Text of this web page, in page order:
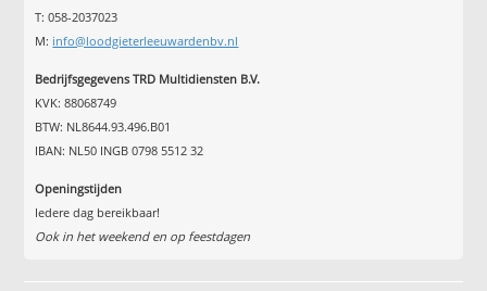
T: 058-2037023
M: info@loodgieterleeuwardenbv.nl
Bedrijfsgegevens TRD Multidiensten B.V.
KVK: 88068749
BTW: NL8644.93.496.B01
IBAN: NL50 INGB 0798 5512 32
Openingstijden
Iedere dag bereikbaar!
Ook in het weekend en op feestdagen